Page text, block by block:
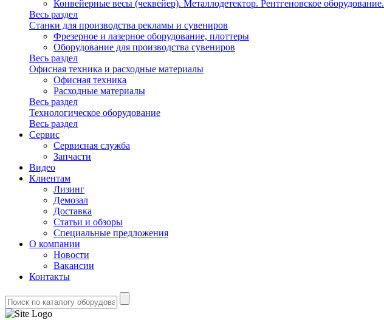
Конвейерные весы (чеквейер). Металлодетектор. Рентгеновское оборудование.
Весь раздел
Станки для производства рекламы и сувениров
Фрезерное и лазерное оборудование, плоттеры
Оборудование для производства сувениров
Весь раздел
Офисная техника и расходные материалы
Офисная техника
Расходные материалы
Весь раздел
Технологическое оборудование
Весь раздел
Сервис
Сервисная служба
Запчасти
Видео
Клиентам
Лизинг
Демозал
Доставка
Статьи и обзоры
Специальные предложения
О компании
Новости
Вакансии
Контакты